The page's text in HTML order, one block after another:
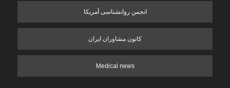
انجمن روانشناسی آمریکا
کانون مشاوران ایران
Medical news